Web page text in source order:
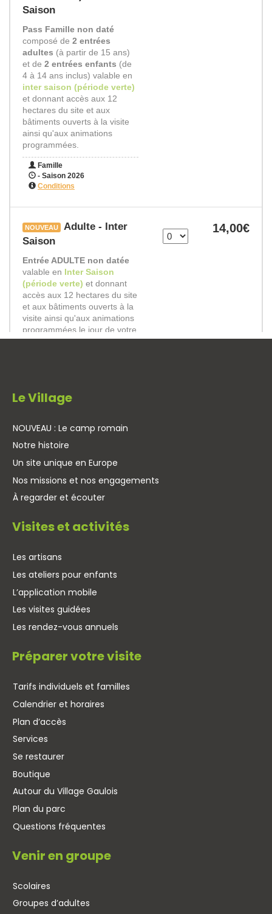
Le Village
NOUVEAU : Le camp romain
Notre histoire
Un site unique en Europe
Nos missions et nos engagements
À regarder et écouter
Visites et activités
Les artisans
Les ateliers pour enfants
L’application mobile
Les visites guidées
Les rendez-vous annuels
Préparer votre visite
Tarifs individuels et familles
Calendrier et horaires
Plan d’accès
Services
Se restaurer
Boutique
Autour du Village Gaulois
Plan du parc
Questions fréquentes
Venir en groupe
Scolaires
Groupes d’adultes